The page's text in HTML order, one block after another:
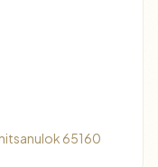
65160